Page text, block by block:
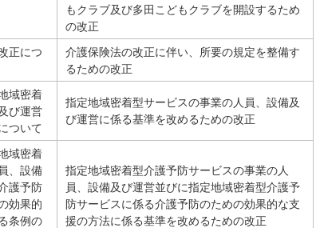
もクラブ及び多田こどもクラブを開設するため
の改正
正につ
介護保険法の改正に伴い、所要の規定を整備す
るための改正
域密着
び運営
ついて
指定地域密着型サービスの事業の人員、設備及
び運営に係る基準を改めるための改正
域密着
、設備
護予防
効果的
条例の
指定地域密着型介護予防サービスの事業の人
員、設備及び運営並びに指定地域密着型介護予
防サービスに係る介護予防のための効果的な支
援の方法に係る基準を改めるための改正